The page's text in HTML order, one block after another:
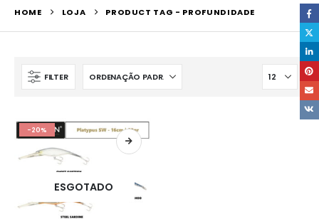
HOME LOJA PRODUCT TAG - PROFUNDIDADE
FILTER
-20%
ESGOTADO